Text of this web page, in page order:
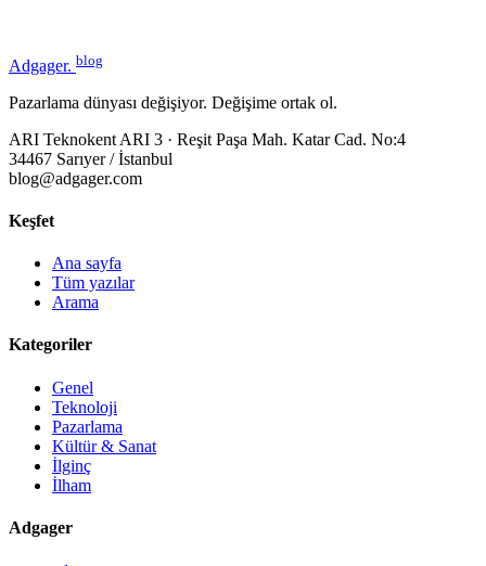
Adgager. blog
Pazarlama dünyası değişiyor. Değişime ortak ol.
ARI Teknokent ARI 3 · Reşit Paşa Mah. Katar Cad. No:4
34467 Sarıyer / İstanbul
blog@adgager.com
Keşfet
Ana sayfa
Tüm yazılar
Arama
Kategoriler
Genel
Teknoloji
Pazarlama
Kültür & Sanat
İlginç
İlham
Adgager